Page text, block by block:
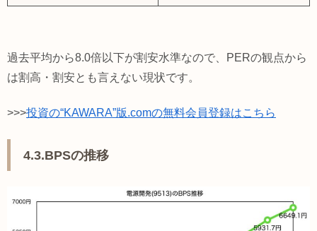
過去平均から8.0倍以下が割安水準なので、PERの観点から
は割高・割安とも言えない現状です。
>>>投資の“KAWARA”版.comの無料会員登録はこちら
4.3.BPSの推移